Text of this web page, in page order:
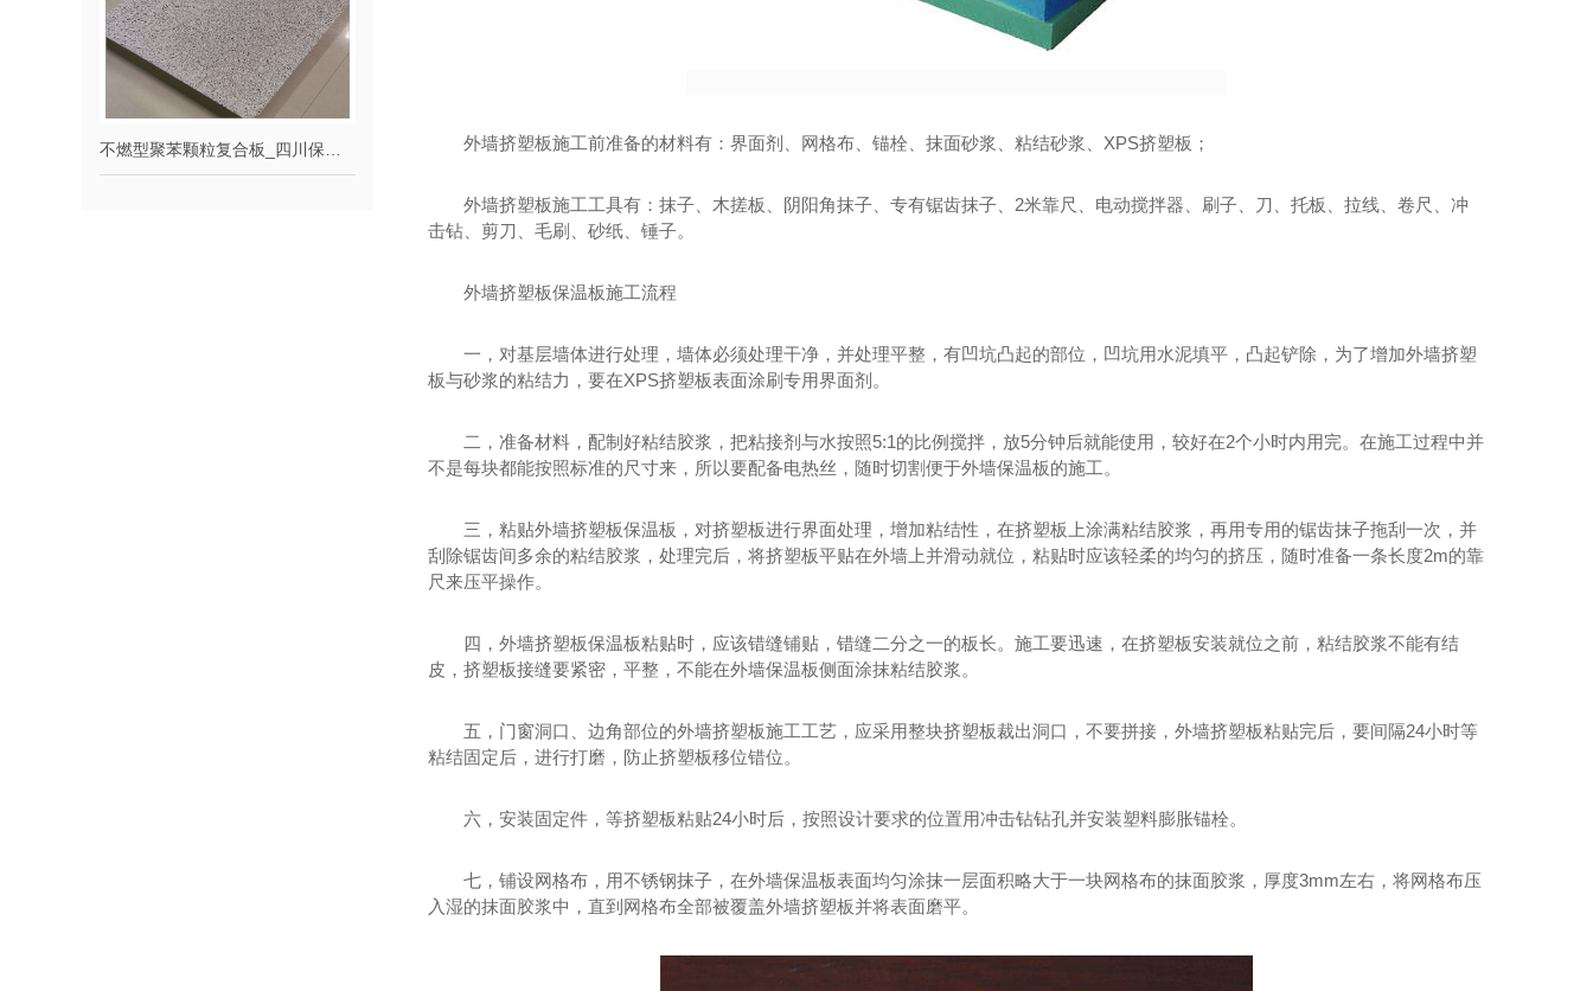
EPS聚苯板外墙保温板_四川保温材料 改性聚苯板_四川保温材料 XPS挤塑聚苯板外墙保温板_四川保温材料
外墙挤塑板施工前准备的材料有：界面剂、网格布、锚栓、抹面砂浆、粘结砂浆、XPS挤塑板；
外墙挤塑板施工工具有：抹子、木搓板、阴阳角抹子、专有锯齿抹子、2米靠尺、电动搅拌器、刷子、刀、托板、拉线、卷尺、冲
击钻、剪刀、毛刷、砂纸、锤子。
外墙挤塑板保温板施工流程
一，对基层墙体进行处理，墙体必须处理干净，并处理平整，有凹坑凸起的部位，凹坑用水泥填平，凸起铲除，为了增加外墙挤塑
板与砂浆的粘结力，要在XPS挤塑板表面涂刷专用界面剂。
二，准备材料，配制好粘结胶浆，把粘接剂与水按照5:1的比例搅拌，放5分钟后就能使用，较好在2个小时内用完。在施工过程中并
不是每块都能按照标准的尺寸来，所以要配备电热丝，随时切割便于外墙保温板的施工。
三，粘贴外墙挤塑板保温板，对挤塑板进行界面处理，增加粘结性，在挤塑板上涂满粘结胶浆，再用专用的锯齿抹子拖刮一次，并
刮除锯齿间多余的粘结胶浆，处理完后，将挤塑板平贴在外墙上并滑动就位，粘贴时应该轻柔的均匀的挤压，随时准备一条长度2m的靠
尺来压平操作。
四，外墙挤塑板保温板粘贴时，应该错缝铺贴，错缝二分之一的板长。施工要迅速，在挤塑板安装就位之前，粘结胶浆不能有结
皮，挤塑板接缝要紧密，平整，不能在外墙保温板侧面涂抹粘结胶浆。
五，门窗洞口、边角部位的外墙挤塑板施工工艺，应采用整块挤塑板裁出洞口，不要拼接，外墙挤塑板粘贴完后，要间隔24小时等
粘结固定后，进行打磨，防止挤塑板移位错位。
六，安装固定件，等挤塑板粘贴24小时后，按照设计要求的位置用冲击钻钻孔并安装塑料膨胀锚栓。
七，铺设网格布，用不锈钢抹子，在外墙保温板表面均匀涂抹一层面积略大于一块网格布的抹面胶浆，厚度3mm左右，将网格布压
入湿的抹面胶浆中，直到网格布全部被覆盖外墙挤塑板并将表面磨平。